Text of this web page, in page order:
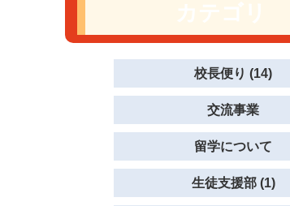
校長便り (14)
交流事業
留学について
生徒支援部 (1)